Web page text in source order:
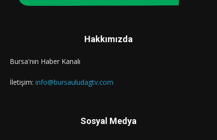
Hakkımızda
Bursa'nın Haber Kanalı
İletişim: info@bursauludagtv.com
Sosyal Medya